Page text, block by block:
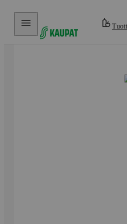
Hyppää sisältöön